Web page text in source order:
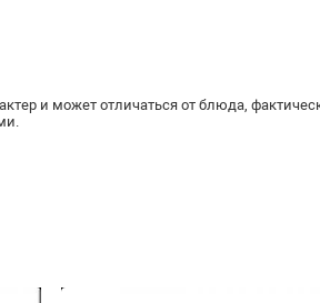
и может отличаться от блюда,